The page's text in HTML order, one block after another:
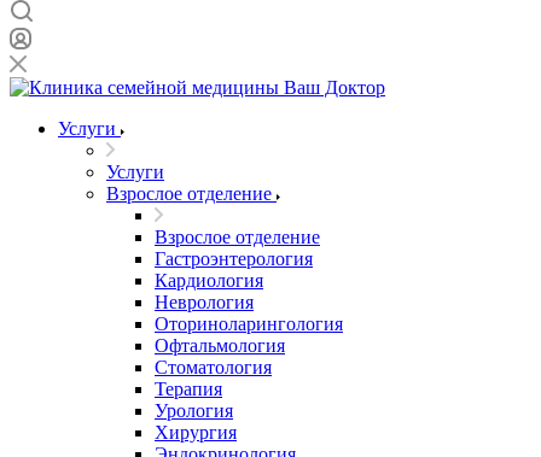
Услуги
Услуги
Взрослое отделение
Взрослое отделение
Гастроэнтерология
Кардиология
Неврология
Оториноларингология
Офтальмология
Стоматология
Терапия
Урология
Хирургия